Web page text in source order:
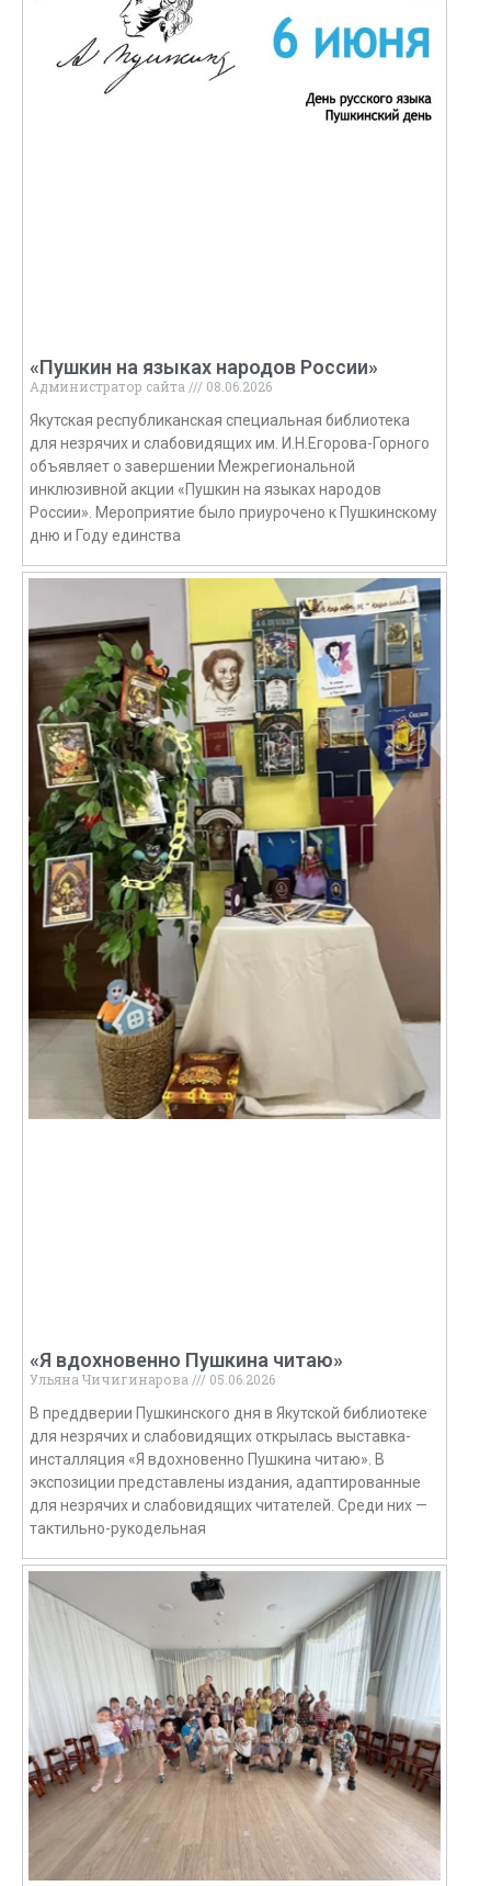
«Пушкин на языках народов России»
Администратор сайта
08.06.2026
Якутская республиканская специальная библиотека
для незрячих и слабовидящих им. И.Н.Егорова-Горного
объявляет о завершении Межрегиональной
инклюзивной акции «Пушкин на языках народов
России». Мероприятие было приурочено к Пушкинскому
дню и Году единства
«Я вдохновенно Пушкина читаю»
Ульяна Чичигинарова
05.06.2026
В преддверии Пушкинского дня в Якутской библиотеке
для незрячих и слабовидящих открылась выставка-
инсталляция «Я вдохновенно Пушкина читаю». В
экспозиции представлены издания, адаптированные
для незрячих и слабовидящих читателей. Среди них —
тактильно-рукодельная